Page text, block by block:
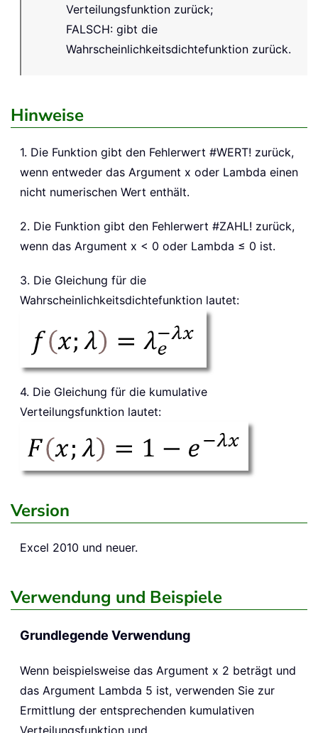
Verteilungsfunktion zurück;
FALSCH: gibt die
Wahrscheinlichkeitsdichtefunktion zurück.
Hinweise
1. Die Funktion gibt den Fehlerwert #WERT! zurück,
wenn entweder das Argument x oder Lambda einen
nicht numerischen Wert enthält.
2. Die Funktion gibt den Fehlerwert #ZAHL! zurück,
wenn das Argument x < 0 oder Lambda ≤ 0 ist.
3. Die Gleichung für die
Wahrscheinlichkeitsdichtefunktion lautet:
4. Die Gleichung für die kumulative
Verteilungsfunktion lautet:
Version
Excel 2010 und neuer.
Verwendung und Beispiele
Grundlegende Verwendung
Wenn beispielsweise das Argument x 2 beträgt und
das Argument Lambda 5 ist, verwenden Sie zur
Ermittlung der entsprechenden kumulativen